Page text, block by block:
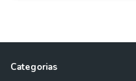
Categorias